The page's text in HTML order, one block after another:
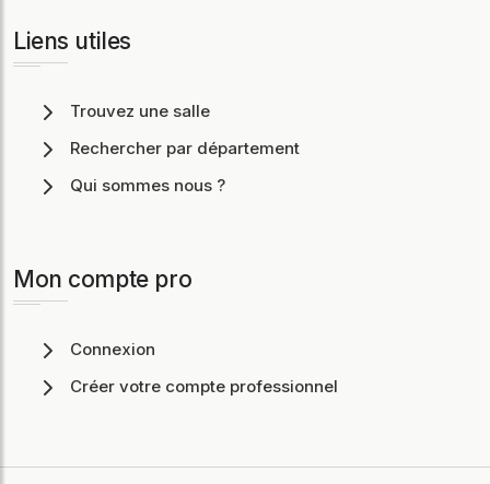
Liens utiles
Trouvez une salle
Rechercher par département
Qui sommes nous ?
Mon compte pro
Connexion
Créer votre compte professionnel